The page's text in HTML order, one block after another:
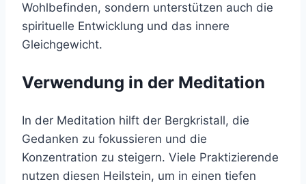
Wohlbefinden, sondern unterstützen auch die
spirituelle Entwicklung und das innere
Gleichgewicht.
Verwendung in der Meditation
In der Meditation hilft der Bergkristall, die
Gedanken zu fokussieren und die
Konzentration zu steigern. Viele Praktizierende
nutzen diesen Heilstein, um in einen tiefen